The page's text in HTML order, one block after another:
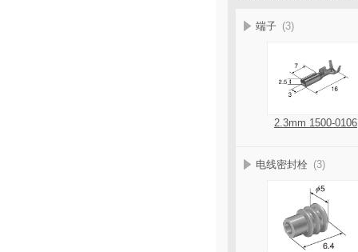
端子 (3)
2.3mm 1500-0106
电线密封栓 (3)